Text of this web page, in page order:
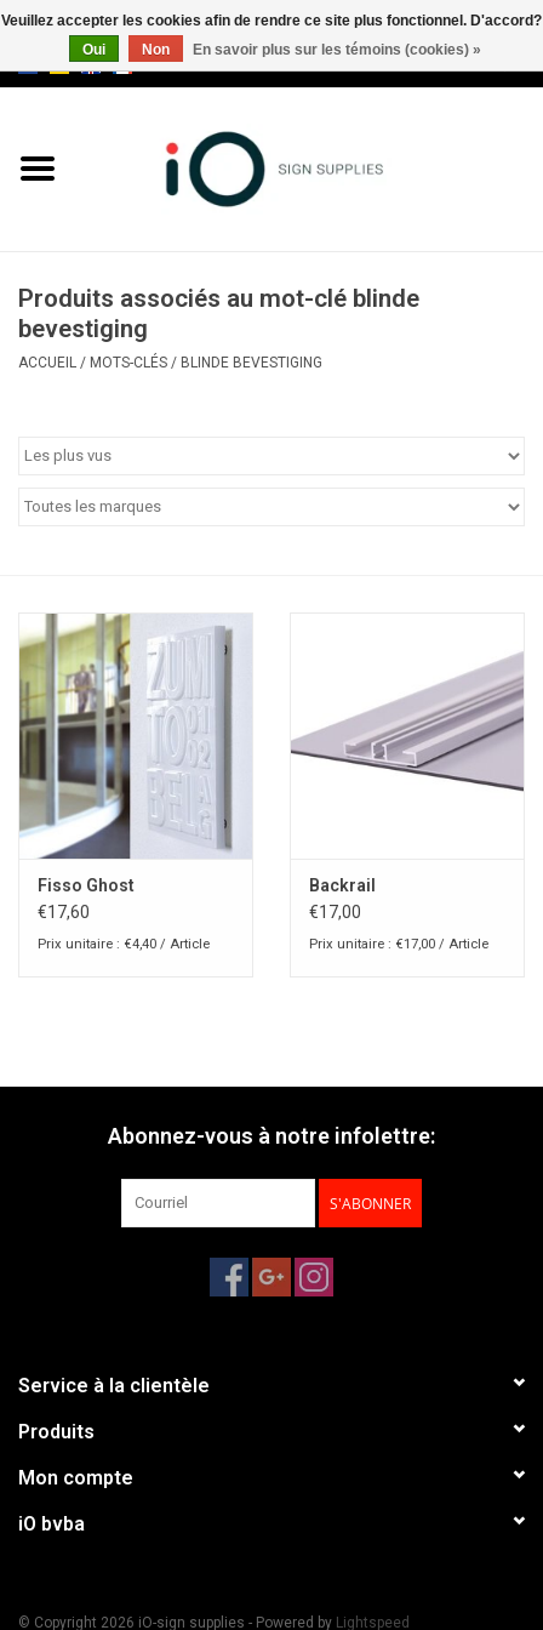
Marques
Appelez-nous au +32 3 353 67
Produits associés au mot-clé blinde
bevestiging
ACCUEIL / MOTS-CLÉS / BLINDE BEVESTIGING
Fisso Ghost
€17,60
Prix unitaire : €4,40 / Article
Backrail
€17,00
Prix unitaire : €17,00 / Article
Abonnez-vous à notre infolettre:
S'ABONNER
Service à la clientèle
Produits
Mon compte
iO bvba
© Copyright 2026 iO-sign supplies - Powered by Lightspeed
Veuillez accepter les cookies afin de rendre ce site plus fonctionnel. D'accord?
Oui
Non En savoir plus sur les témoins (cookies) »